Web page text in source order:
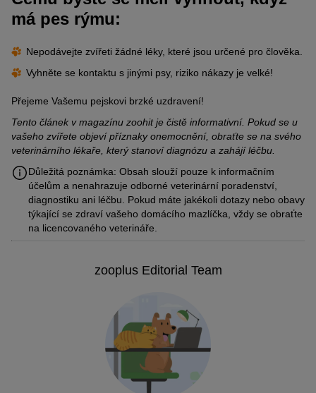
má pes rýmu:
Nepodávejte zvířeti žádné léky, které jsou určené pro člověka.
Vyhněte se kontaktu s jinými psy, riziko nákazy je velké!
Přejeme Vašemu pejskovi brzké uzdravení!
Tento článek v magazínu zoohit je čistě informativní. Pokud se u
vašeho zvířete objeví příznaky onemocnění, obraťte se na svého
veterinárního lékaře, který stanoví diagnózu a zahájí léčbu.
Důležitá poznámka: Obsah slouží pouze k informačním
účelům a nenahrazuje odborné veterinární poradenství,
diagnostiku ani léčbu. Pokud máte jakékoli dotazy nebo obavy
týkající se zdraví vašeho domácího mazlíčka, vždy se obraťte
na licencovaného veterináře.
zooplus Editorial Team